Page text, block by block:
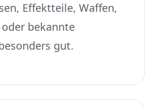
Effektteile, Waffen,
bekannte
gut.